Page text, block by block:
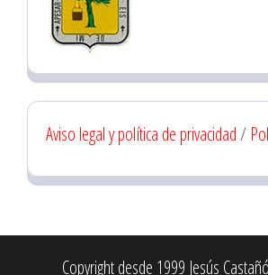
Aviso legal y política de privacidad/
Copyright desde 1999 Jesús